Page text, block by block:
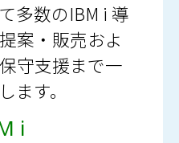
多数のIBM i 導
案・販売およ
守支援まで一
ます。
i